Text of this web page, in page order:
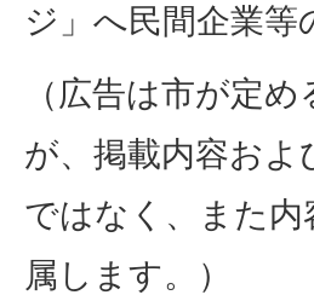
ジ」へ民間企業
（広告は市が定
が、掲載内容およ
ではなく、また
属します。）